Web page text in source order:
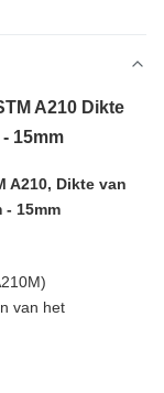
A210 Dikte
15mm
A210, Dikte van
- 15mm
van het